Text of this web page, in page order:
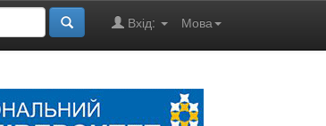
Мова
Вхід: